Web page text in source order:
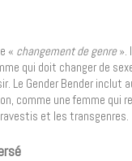
« changement de genre».
qui doit changer de
Le Gender Bender inclut
comme une femme qui
et les transgenres.